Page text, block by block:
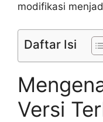
modifikasi
Daftar Isi
Versi